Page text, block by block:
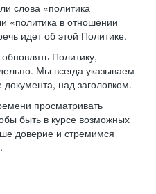
слова «политика
«политика в отношении
идет об этой Политике.
Политику,
Мы всегда указываем
над заголовком.
просматривать
быть в курсе возможных
доверие и стремимся